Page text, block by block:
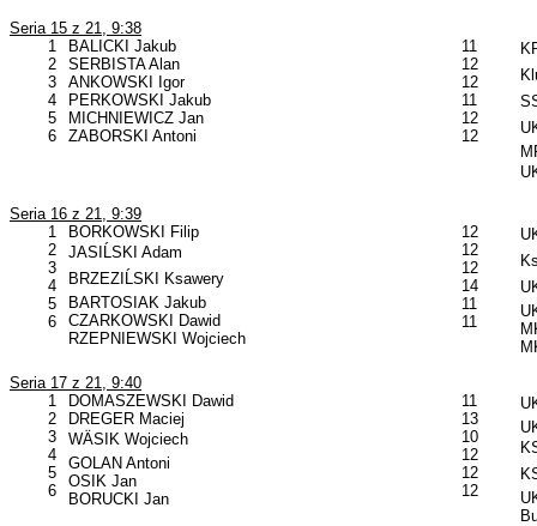
Seria 15 z 21, 9:38
1
2
3
4
5
6
BALICKI Jakub
SERBISTA Alan
ANKOWSKI Igor
PERKOWSKI Jakub
MICHNIEWICZ Jan
ZABORSKI Antoni
11
12
12
11
12
12
Seria 16 z 21, 9:39
1
2
3
4
5
6
BORKOWSKI Filip
JASIĹSKI Adam
BRZEZIĹSKI Ksawery
BARTOSIAK Jakub
CZARKOWSKI Dawid
RZEPNIEWSKI Wojciech
12
12
12
14
11
11
Seria 17 z 21, 9:40
1
2
3
4
5
6
DOMASZEWSKI Dawid
DREGER Maciej
WÄSIK Wojciech
GOLAN Antoni
OSIK Jan
BORUCKI Jan
11
13
10
12
12
12